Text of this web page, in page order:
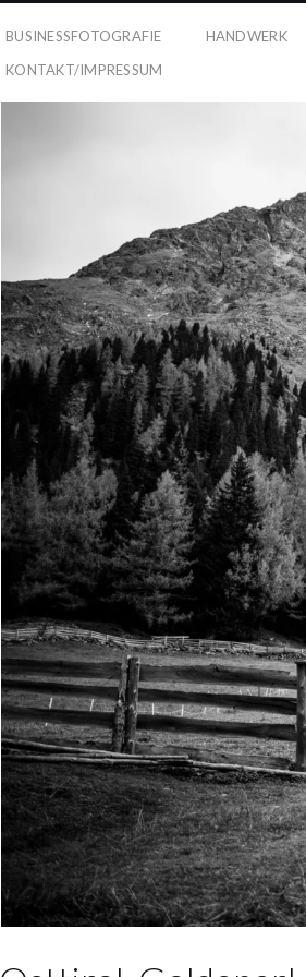
BUSINESSFOTOGRAFIE HANDWERK
KONTAKT/IMPRESSUM